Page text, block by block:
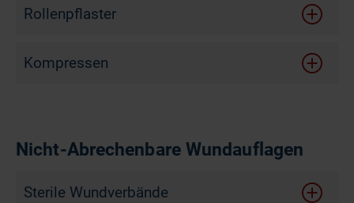
Rollenpflaster
Kompressen
Nicht-Abrechenbare Wundauflagen
Sterile Wundverbände